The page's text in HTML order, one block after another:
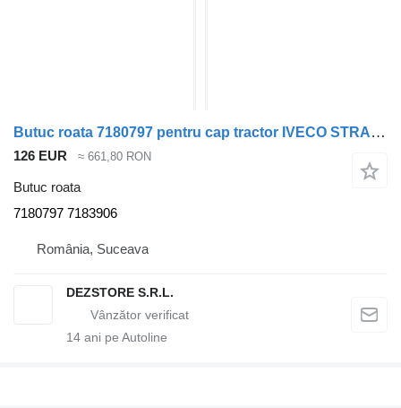
Butuc roata 7180797 pentru cap tractor IVECO STRALIS
126 EUR ≈ 661,80 RON
Butuc roata
7180797 7183906
România, Suceava
DEZSTORE S.R.L.
14 ani pe Autoline